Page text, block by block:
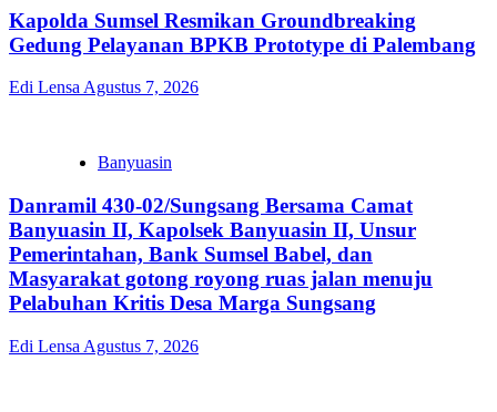
Kapolda Sumsel Resmikan Groundbreaking
Gedung Pelayanan BPKB Prototype di Palembang
Edi Lensa Agustus 7, 2026
Banyuasin
Danramil 430-02/Sungsang Bersama Camat
Banyuasin II, Kapolsek Banyuasin II, Unsur
Pemerintahan, Bank Sumsel Babel, dan
Masyarakat gotong royong ruas jalan menuju
Pelabuhan Kritis Desa Marga Sungsang
Edi Lensa Agustus 7, 2026